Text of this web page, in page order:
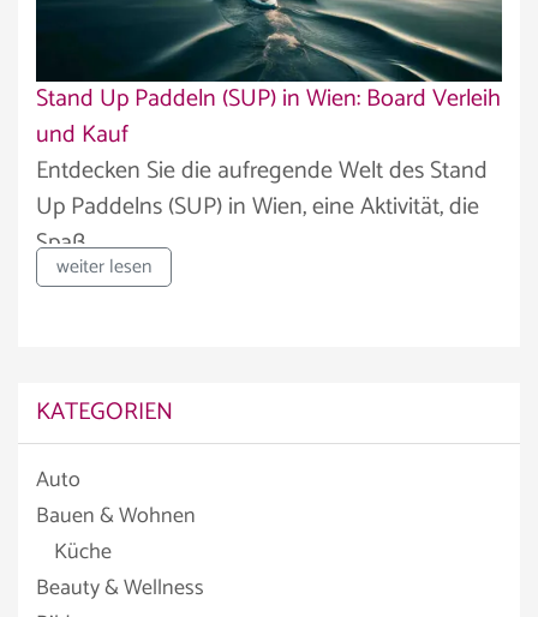
Stand Up Paddeln (SUP) in Wien: Board Verleih
und Kauf
Entdecken Sie die aufregende Welt des Stand
Up Paddelns (SUP) in Wien, eine Aktivität, die
Spaß,...
weiter lesen
KATEGORIEN
Auto
Bauen & Wohnen
Küche
Beauty & Wellness